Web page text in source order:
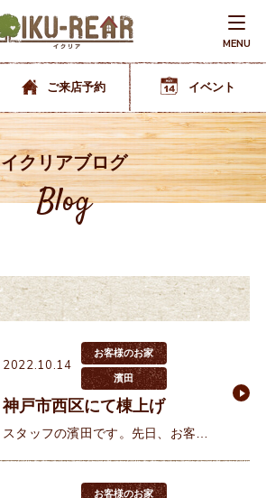
MENU
ご来店予約 イベント
イクリアブログ
Blog
2022.10.14
お客様のお家
濱田
神戸市西区にて棟上げ
スタッフの濱田です。先日、お客様
お客様のお家